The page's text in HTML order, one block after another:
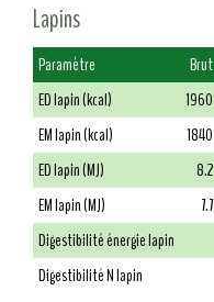
Lapins
Paramètre Brut
ED lapin (kcal)
1960
EM lapin (kcal)
1840
ED lapin (MJ)
8.2
EM lapin (MJ)
7.7
Digestibilité énergie lapin
Digestibilité N lapin